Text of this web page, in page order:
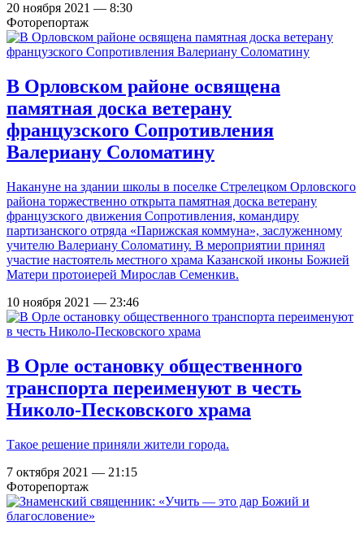
20 ноября 2021 — 8:30
Фоторепортаж
В Орловском районе освящена
памятная доска ветерану
французского Сопротивления
Валериану Соломатину
Накануне на здании школы в поселке Стрелецком Орловского
района торжественно открыта памятная доска ветерану
французского движения Сопротивления, командиру
партизанского отряда «Парижская коммуна», заслуженному
учителю Валериану Соломатину. В мероприятии принял
участие настоятель местного храма Казанской иконы Божией
Матери протоиерей Мирослав Семенкив.
10 ноября 2021 — 23:46
В Орле остановку общественного
транспорта переименуют в честь
Николо-Песковского храма
Такое решение приняли жители города.
7 октября 2021 — 21:15
Фоторепортаж